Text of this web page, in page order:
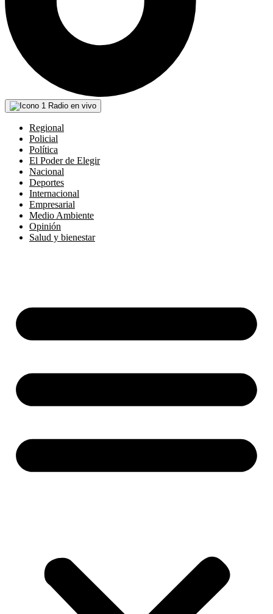
Radio en vivo
Regional
Policial
Política
El Poder de Elegir
Nacional
Deportes
Internacional
Empresarial
Medio Ambiente
Opinión
Salud y bienestar